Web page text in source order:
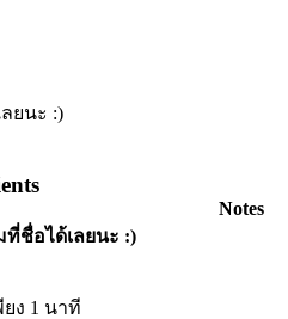
ยนะ :)
ที่ชื่อได้เลยนะ :)
Notes
ง 1 นาที